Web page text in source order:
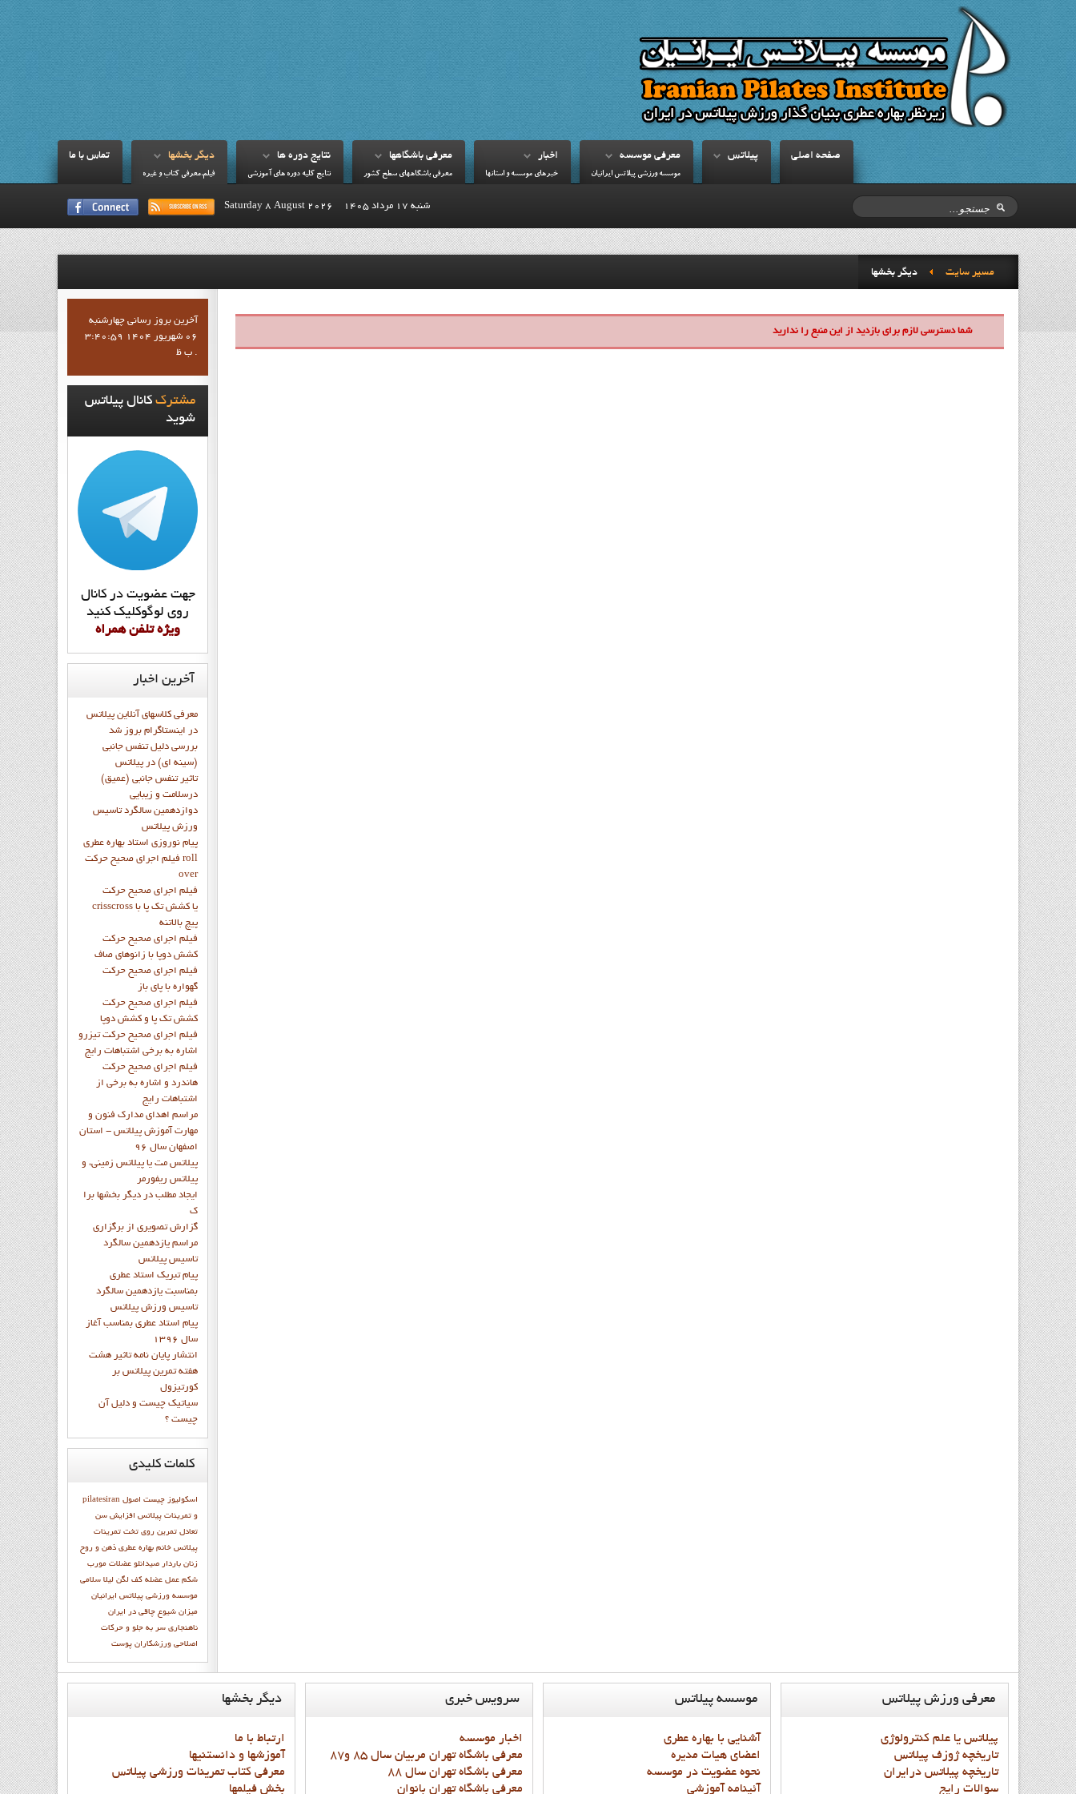
صفحه اصلي پيلاتس معرفي موسسه
موسسه ورزشي پيلاتس ايرانيان
اخبار
خبرهاي موسسه و استانها
معرفي باشگاهها
معرفي باشگاههاي سطح کشور
نتايج دوره ها
نتايج کليه دوره هاي آموزشي
ديگر بخشها
فيلم،معرفي کتاب و غيره
تماس با ما
شنبه 17 مرداد 1405 Saturday 8 August 2026
مسیر سایت ديگر بخشها
شما دسترسی لازم برای بازدید از این منبع را ندارید
آخرين بروز رساني چهارشنبه
06 شهریور 1404 3:40:59
ب ظ .
مشترک کانال پيلاتس
شويد
جهت عضويت در کانال
روي لوگوکليک کنيد
ويژه تلفن همراه
آخرین اخبار
معرفی کلاسهای آنلاین پیلاتس
در اینستاگرام بروز شد
بررسی دلیل تنفس جانبی
(سینه ای) در پیلاتس
تاثیر تنفس جانبی (عمیق)
درسلامت و زیبایی
دوازدهمين سالگرد تاسيس
ورزش پيلاتس
پيام نوروزي استاد بهاره عطري
فيلم اجراي صحيح حرکت roll
over
فيلم اجراي صحيح حركت
crisscross يا كشش تك پا با
پيچ بالاتنه
فيلم اجراي صحيح حرکت
كشش دوپا با زانوهاي صاف
فيلم اجراي صحيح حرکت
گهواره با پاي باز
فيلم اجراي صحيح حرکت
کشش تک پا و کشش دوپا
فيلم اجراي صحيح حرکت تيزرو
اشاره به برخي اشتباهات رايج
فيلم اجراي صحيح حرکت
هاندرد و اشاره به برخي از
اشتباهات رايج
مراسم اهدای مدارک فنون و
مهارت آموزش پیلاتس - استان
اصفهان سال 96
پیلاتس مت یا پیلاتس زمینی، و
پیلاتس ریفورمر
ايجاد مطلب در ديگر بخشها برا
ک
گزارش تصويري از برگزاري
مراسم يازدهمين سالگرد
تاسيس پيلاتس
پيام تبريک استاد عطري
بمناسبت يازدهمين سالگرد
تاسيس ورزش پيلاتس
پيام استاد عطري بمناسب آغاز
سال 1396
انتشار پايان نامه تاثیر هشت
هفته تمرین پیلاتس بر
کورتیزول
سیاتیک چیست و دلیل آن
چیست ؟
کلمات کلیدی
pilatesiran اسکولیوز چیست اصول
و تمرينات پيلاتس افزایش سن
تعادل تمرين روي تخت تمرينات
پيلاتس خانم بهاره عطري ذهن و روح
زنان باردار صیدانلو عضلات مورب
شکم عمل عضله كف لگن ليلا سلامي
موسسه ورزشی پیلاتس ایرانیان
میزان شیوع چاقی در ایران
ناهنجاری سر به جلو و حرکات
اصلاحی ورزشكاران پوست
ديگر بخشها
ارتباط با ما
آموزشها و دانستنيها
معرفي کتاب تمرينات ورزشي پيلاتس
بخش فيلمها
سرويس خبري
اخبار موسسه
معرفي باشگاه تهران مربيان سال 85 و87
معرفي باشگاه تهران سال 88
معرفي باشگاه تهران بانوان
موسسه پيلاتس
آشنايي با بهاره عطري
اعضاي هيات مديره
نحوه عضويت در موسسه
آئينامه آموزشي
معرفي ورزش پيلاتس
پيلاتس يا علم کنترولوژي
تاريخچه ژوزف پيلاتس
تاريخچه پيلاتس درايران
سوالات رايج